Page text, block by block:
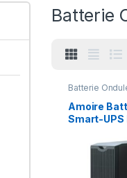
Batterie
Batterie
Amoire
Smart-UPS